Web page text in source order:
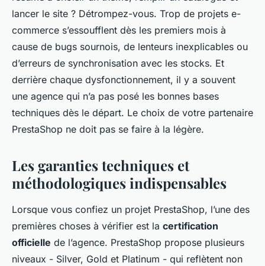
lancer le site ? Détrompez-vous. Trop de projets e-
commerce s’essoufflent dès les premiers mois à
cause de bugs sournois, de lenteurs inexplicables ou
d’erreurs de synchronisation avec les stocks. Et
derrière chaque dysfonctionnement, il y a souvent
une agence qui n’a pas posé les bonnes bases
techniques dès le départ. Le choix de votre partenaire
PrestaShop ne doit pas se faire à la légère.
Les garanties techniques et
méthodologiques indispensables
Lorsque vous confiez un projet PrestaShop, l’une des
premières choses à vérifier est la certification
officielle de l’agence. PrestaShop propose plusieurs
niveaux - Silver, Gold et Platinum - qui reflètent non